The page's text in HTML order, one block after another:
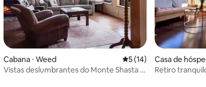
média de 5, 124 avaliações
Cabana ⋅ Weed 5 de uma avaliação
5 (14)
Vistas deslumbrantes do Monte Shasta |
Casa de
ake
Retiro